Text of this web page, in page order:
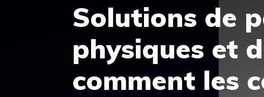
Solutions de
physiques et
comment les